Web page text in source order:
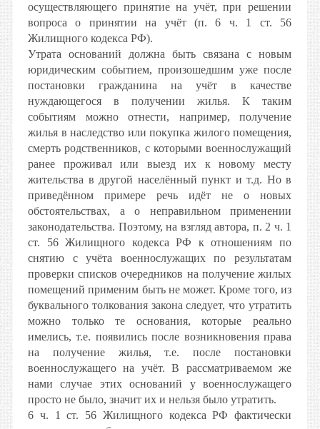
осуществляющего принятие на учёт, при решении
вопроса о принятии на учёт (п. 6 ч. 1 ст. 56
Жилищного кодекса РФ).
Утрата оснований должна быть связана с новым
юридическим событием, произошедшим уже после
постановки гражданина на учёт в качестве
нуждающегося в получении жилья. К таким
событиям можно отнести, например, получение
жилья в наследство или покупка жилого помещения,
смерть родственников, с которыми военнослужащий
ранее проживал или выезд их к новому месту
жительства в другой населённый пункт и т.д. Но в
приведённом примере речь идёт не о новых
обстоятельствах, а о неправильном применении
законодательства. Поэтому, на взгляд автора, п. 2 ч. 1
ст. 56 Жилищного кодекса РФ к отношениям по
снятию с учёта военнослужащих по результатам
проверки списков очередников на получение жилых
помещений применим быть не может. Кроме того, из
буквального толкования закона следует, что утратить
можно только те основания, которые реально
имелись, т.е. появились после возникновения права
на получение жилья, т.е. после постановки
военнослужащего на учёт. В рассматриваемом же
нами случае этих оснований у военнослужащего
просто не было, значит их и нельзя было утратить.
6 ч. 1 ст. 56 Жилищного кодекса РФ фактически